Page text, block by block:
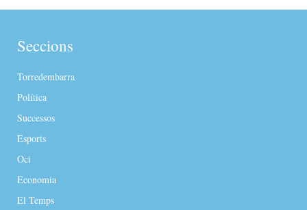
Seccions
Torredembarra
Política
Successos
Esports
Oci
Economia
El Temps